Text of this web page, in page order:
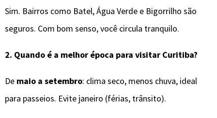
Sim. Bairros como Batel, Água Verde e Bigorrilho são
seguros. Com bom senso, você circula tranquilo.
2. Quando é a melhor época para visitar Curitiba?
De maio a setembro: clima seco, menos chuva, ideal
para passeios. Evite janeiro (férias, trânsito).